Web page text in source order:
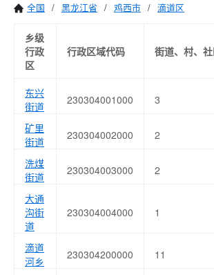
全国 / 黑龙江省 / 鸡西市 / 滴道区
乡级
行政
区
行政区域代码 街道、村、
东兴
街道
230304001000 3
矿里
街道
230304002000 2
洗煤
街道
230304003000 2
大通
沟街
道
230304004000 1
滴道
河乡
230304200000 11